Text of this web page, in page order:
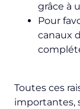
grâce à
Pour
canaux
Toutes ces
importantes,